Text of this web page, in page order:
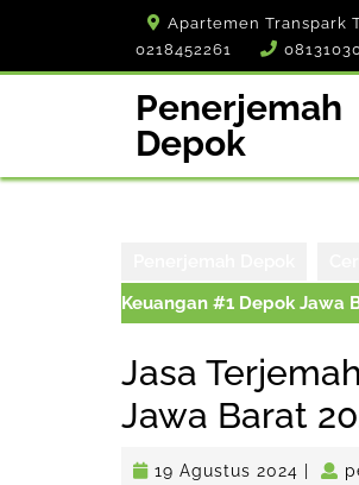
Apartemen Transpark
0218452261
Penerjemah
Depok
Keuangan #1 Depok Jawa
Jasa
Jawa Barat
19 Agustus 2024 19